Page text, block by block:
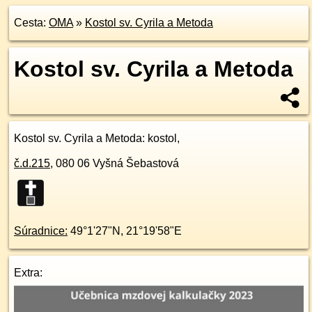
Cesta: OMA» Kostol sv. Cyrila a Metoda
Kostol sv. Cyrila a Metoda
Kostol sv. Cyrila a Metoda: kostol,
č.d.215, 080 06 Vyšná Šebastová
Súradnice: 49°1'27"N , 21°19'58"E
Extra: